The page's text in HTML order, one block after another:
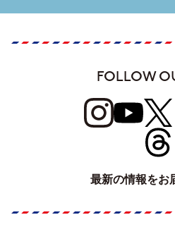
FOLLOW
最新の情報をお